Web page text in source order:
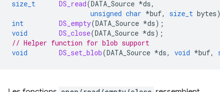
size_t DS_read(DATA_Source *ds,
unsigned char *buf, size_t bytes
int
DS_empty(DATA_Source *ds);
void
DS_close(DATA_Source *ds);
// Helper function for blob support
void
DS_set_blob(DATA_Source *ds, void *buf,